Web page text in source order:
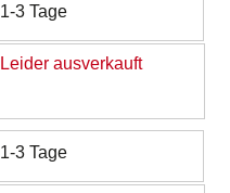
1-3 Tage
Leider ausverkauft
1-3 Tage